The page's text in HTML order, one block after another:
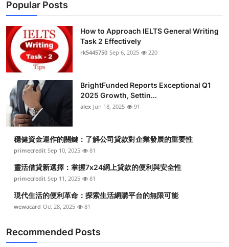
Popular Posts
How to Approach IELTS General Writing
Task 2 Effectively
rk5445750 Sep 6, 2025 220
BrightFunded Reports Exceptional Q1
2025 Growth, Settin...
alex Jun 18, 2025 91
穩健資金運作的關鍵：了解公司貸款對企業發展的重要性
primecredit Sep 10, 2025 81
靈活借貸新選擇：掌握7x24網上貸款的便利與安全性
primecredit Sep 11, 2025 81
現代生活的便利革命：探索生活網購平台的無限可能
wewacard Oct 28, 2025 81
Recommended Posts